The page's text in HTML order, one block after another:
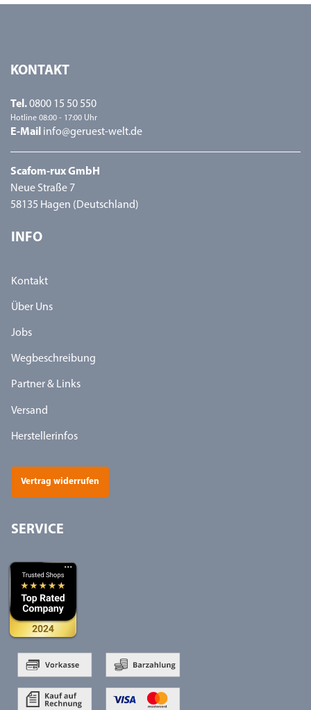
KONTAKT
Tel.0800 15 50 550
Hotline 08:00 - 17:00 Uhr
E-Mail info@geruest-welt.de
Scafom-rux GmbH
Neue Straße 7
58135 Hagen (Deutschland)
INFO
Kontakt
Über Uns
Jobs
Wegbeschreibung
Partner & Links
Versand
Herstellerinfos
Vertrag widerrufen
SERVICE